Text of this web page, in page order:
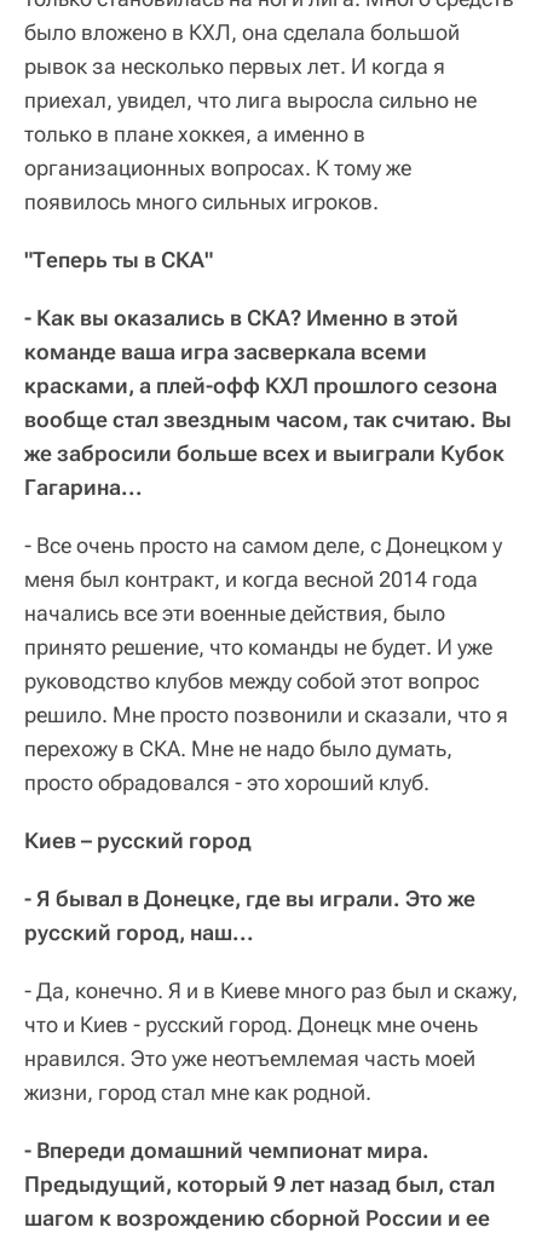
было вложено в КХЛ, она сделала большой
рывок за несколько первых лет. И когда я
приехал, увидел, что лига выросла сильно не
только в плане хоккея, а именно в
организационных вопросах. К тому же
появилось много сильных игроков.
"Теперь ты в СКА"
- Как вы оказались в СКА? Именно в этой
команде ваша игра засверкала всеми
красками, а плей-офф КХЛ прошлого сезона
вообще стал звездным часом, так считаю. Вы
же забросили больше всех и выиграли Кубок
Гагарина...
- Все очень просто на самом деле, с Донецком у
меня был контракт, и когда весной 2014 года
начались все эти военные действия, было
принято решение, что команды не будет. И уже
руководство клубов между собой этот вопрос
решило. Мне просто позвонили и сказали, что я
перехожу в СКА. Мне не надо было думать,
просто обрадовался - это хороший клуб.
Киев – русский город
- Я бывал в Донецке, где вы играли. Это же
русский город, наш...
- Да, конечно. Я и в Киеве много раз был и скажу,
что и Киев - русский город. Донецк мне очень
нравился. Это уже неотъемлемая часть моей
жизни, город стал мне как родной.
- Впереди домашний чемпионат мира.
Предыдущий, который 9 лет назад был, стал
шагом к возрождению сборной России и ее